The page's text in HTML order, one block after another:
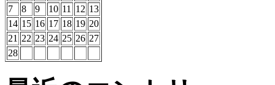
7
8 9 10 11 12 13
14 15 16 17 18 19 20
21 22 23 24 25 26 27
28